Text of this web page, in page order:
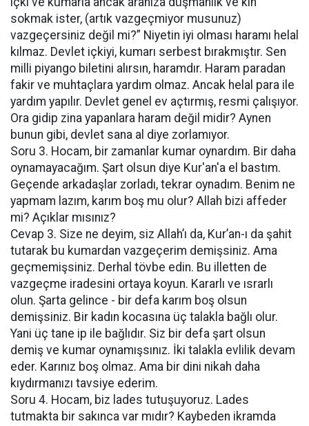
sokmak ister, (artık vazgeçmiyor musunuz)
vazgeçersiniz değil mi?” Niyetin iyi olması haramı helal
kılmaz. Devlet içkiyi, kumarı serbest bırakmıştır. Sen
milli piyango biletini alırsın, haramdır. Haram paradan
fakir ve muhtaçlara yardım olmaz. Ancak helal para ile
yardım yapılır. Devlet genel ev açtırmış, resmi çalışıyor.
Ora gidip zina yapanlara haram değil midir? Aynen
bunun gibi, devlet sana al diye zorlamıyor.
Soru 3. Hocam, bir zamanlar kumar oynardım. Bir daha
oynamayacağım. Şart olsun diye Kur'an'a el bastım.
Geçende arkadaşlar zorladı, tekrar oynadım. Benim ne
yapmam lazım, karım boş mu olur? Allah bizi affeder
mi? Açıklar mısınız?
Cevap 3. Size ne deyim, siz Allah’ı da, Kur’an-ı da şahit
tutarak bu kumardan vazgeçerim demişsiniz. Ama
geçmemişsiniz. Derhal tövbe edin. Bu illetten de
vazgeçme iradesini ortaya koyun. Kararlı ve ısrarlı
olun. Şarta gelince - bir defa karım boş olsun
demişsiniz. Bir kadın kocasına üç talakla bağlı olur.
Yani üç tane ip ile bağlıdır. Siz bir defa şart olsun
demiş ve kumar oynamışsınız. İki talakla evlilik devam
eder. Karınız boş olmaz. Ama bir dini nikah daha
kıydırmanızı tavsiye ederim.
Soru 4. Hocam, biz lades tutuşuyoruz. Lades
tutmakta bir sakınca var mıdır? Kaybeden ikramda